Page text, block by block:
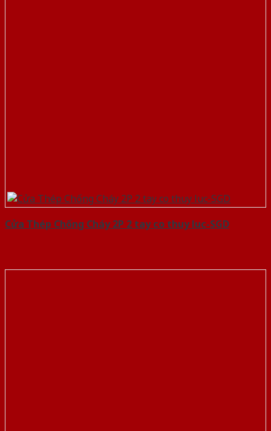
Cửa Thép Chống Cháy 2P 2 tay co thuy luc-SGD